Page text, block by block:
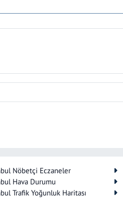
Nöbetçi Eczaneler
Hava Durumu
Trafik Yoğunluk Haritası